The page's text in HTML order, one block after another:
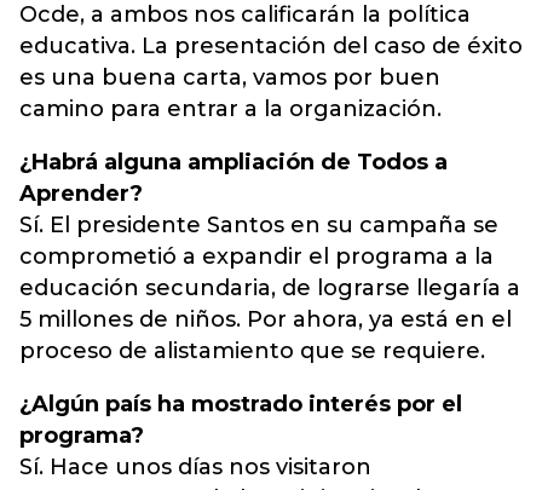
Ocde, a ambos nos calificarán la política
educativa. La presentación del caso de éxito
es una buena carta, vamos por buen
camino para entrar a la organización.
¿Habrá alguna ampliación de Todos a
Aprender?
Sí. El presidente Santos en su campaña se
comprometió a expandir el programa a la
educación secundaria, de lograrse llegaría a
5 millones de niños. Por ahora, ya está en el
proceso de alistamiento que se requiere.
¿Algún país ha mostrado interés por el
programa?
Sí. Hace unos días nos visitaron